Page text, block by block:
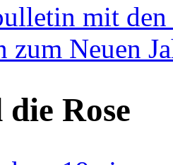
mit den
zum Neuen
Rose